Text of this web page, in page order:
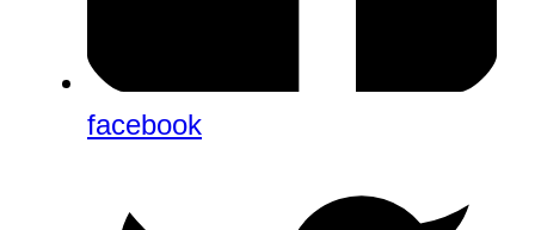
facebook